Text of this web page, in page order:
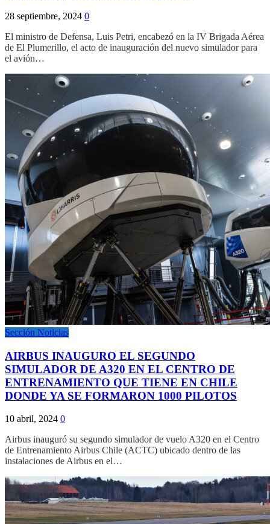
28 septiembre, 2024 0
El ministro de Defensa, Luis Petri, encabezó en la IV Brigada Aérea
de El Plumerillo, el acto de inauguración del nuevo simulador para
el avión…
Sección Noticias
AIRBUS INAUGURO EL SEGUNDO
SIMULADOR DE A320 EN EL CENTRO DE
ENTRENAMIENTO QUE TIENE EN CHILE
DONDE YA SE FORMARON 1000 PILOTOS
10 abril, 2024 0
Airbus inauguró su segundo simulador de vuelo A320 en el Centro
de Entrenamiento Airbus Chile (ACTC) ubicado dentro de las
instalaciones de Airbus en el…